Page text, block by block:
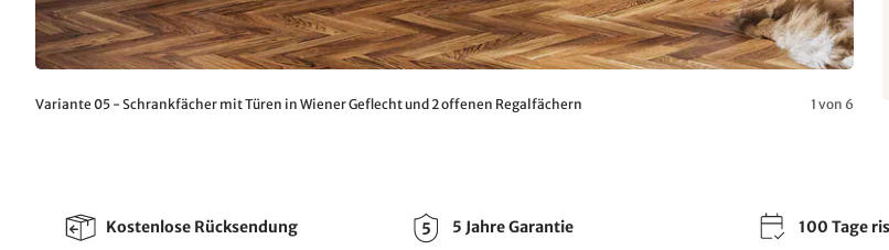
Variante 05 - Schrankfächer mit Türen in Wiener Geflecht und 2 offenen Regalfächern 1 von 6
Kostenlose Rücksendung 5 Jahre Garantie 100 Tage